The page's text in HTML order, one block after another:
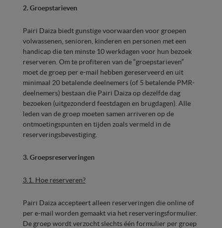
2. Groepstarieven
Pairi Daiza biedt gunstige voorwaarden voor groepen
volwassenen, senioren, kinderen en personen met een
handicap die ten minste 10 werkdagen voor hun bezoek
reserveren. Om te profiteren van de “groepstarieven”
moet de groep per e-mail hebben gereserveerd en uit
minimaal 20 betalende deelnemers (of 5 betalende PMR-
deelnemers) bestaan die Pairi Daiza op dezelfde dag
bezoeken (uitgezonderd feestdagen en brugdagen). Alle
leden van de groep moeten samen arriveren op de
ontmoetingspunten en tijden zoals vermeld in de
reserveringsbevestiging.
3. Groepsreserveringen
3.1. Hoe reserveren?
Pairi Daiza accepteert alleen reserveringen die online of
per e-mail worden gemaakt via het reserveringsformulier.
De groep wordt verzocht slechts één formulier per groep